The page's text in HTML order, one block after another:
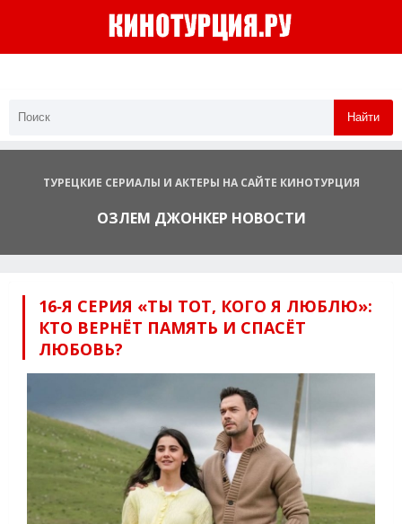
Найти
ТУРЕЦКИЕ СЕРИАЛЫ И АКТЕРЫ НА САЙТЕ КИНОТУРЦИЯ
ОЗЛЕМ ДЖОНКЕР НОВОСТИ
16‑Я СЕРИЯ «ТЫ ТОТ, КОГО Я ЛЮБЛЮ»:
КТО ВЕРНЁТ ПАМЯТЬ И СПАСЁТ
ЛЮБОВЬ?